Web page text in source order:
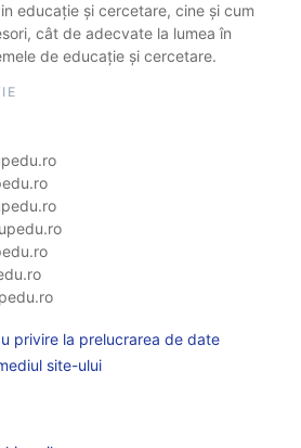
educație și cercetare, cine și cum
cât de adecvate la lumea în
de educație și cercetare.
privire la prelucrarea de date
site-ului